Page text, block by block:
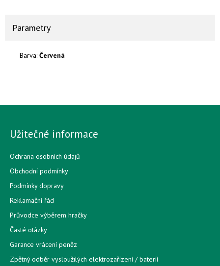
Parametry
Barva: Červená
Užitečné informace
Ochrana osobních údajů
Obchodní podmínky
Podmínky dopravy
Reklamační řád
Průvodce výběrem hračky
Časté otázky
Garance vrácení peněz
Zpětný odběr vysloužilých elektrozařízení / bateríí